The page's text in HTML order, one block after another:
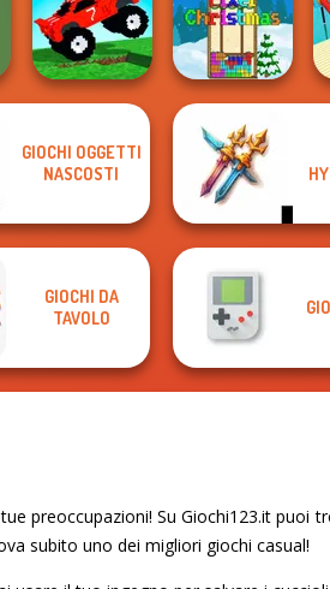
Funny Mad
Racing
Pixel Christmas
GIOCHI OGGETTI
NASCOSTI
GIOCHI DA
TAVOLO
preoccupazioni! Su Giochi123.it puoi
subito uno dei migliori giochi casual!